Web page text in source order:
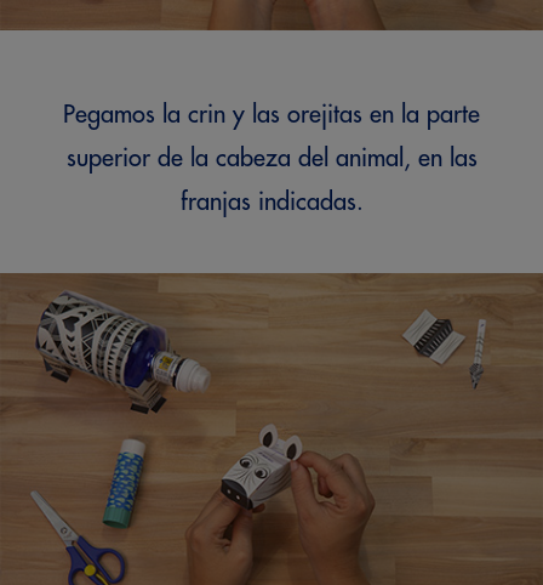
Pegamos la crin y las orejitas en la parte
superior de la cabeza del animal, en las
franjas indicadas.